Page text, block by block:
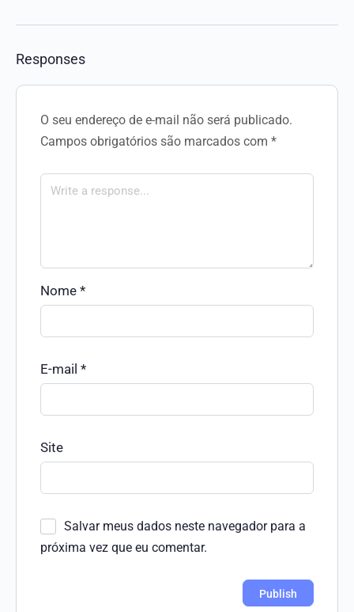
Responses
O seu endereço de e-mail não será publicado.
Campos obrigatórios são marcados com *
Nome *
E-mail *
Site
Salvar meus dados neste navegador para a
próxima vez que eu comentar.